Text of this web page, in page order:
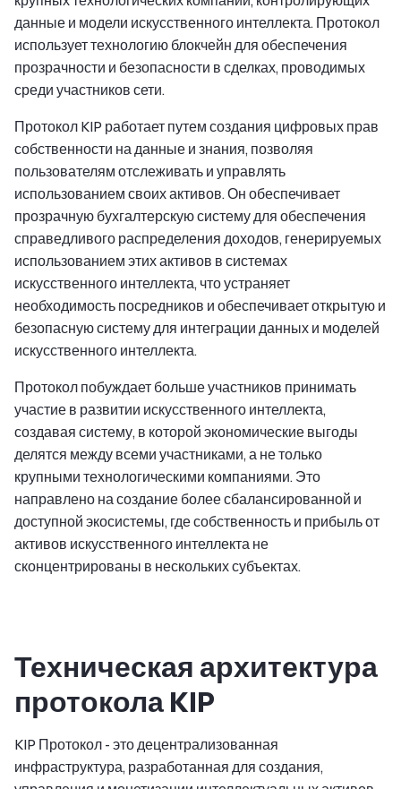
данные и модели искусственного интеллекта. Протокол
использует технологию блокчейн для обеспечения
прозрачности и безопасности в сделках, проводимых
среди участников сети.
Протокол KIP работает путем создания цифровых прав
собственности на данные и знания, позволяя
пользователям отслеживать и управлять
использованием своих активов. Он обеспечивает
прозрачную бухгалтерскую систему для обеспечения
справедливого распределения доходов, генерируемых
использованием этих активов в системах
искусственного интеллекта, что устраняет
необходимость посредников и обеспечивает открытую и
безопасную систему для интеграции данных и моделей
искусственного интеллекта.
Протокол побуждает больше участников принимать
участие в развитии искусственного интеллекта,
создавая систему, в которой экономические выгоды
делятся между всеми участниками, а не только
крупными технологическими компаниями. Это
направлено на создание более сбалансированной и
доступной экосистемы, где собственность и прибыль от
активов искусственного интеллекта не
сконцентрированы в нескольких субъектах.
Техническая архитектура
протокола KIP
KIP Протокол - это децентрализованная
инфраструктура, разработанная для создания,